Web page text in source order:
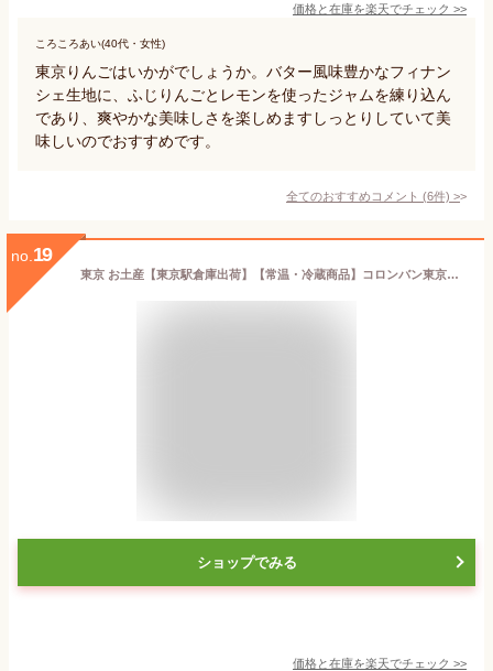
価格と在庫を楽天でチェック >>
ころころあい(40代・女性)
東京りんごはいかがでしょうか。バター風味豊かなフィナン
シェ生地に、ふじりんごとレモンを使ったジャムを練り込ん
であり、爽やかな美味しさを楽しめますしっとりしていて美
味しいのでおすすめです。
全てのおすすめコメント (6件) >
no. 19
東京 お土産【東京駅倉庫出荷】【常温・冷蔵商品】コロンバン東京駅丸の内駅舎フールセック19枚入東京みやげ 東京土産 東京駅 限定 観光 洋菓子 焼菓子 クッキー スイーツ お中元 お歳暮 内祝い ギフト プレゼント プチギフト 手土産 のし可
ショップでみる
価格と在庫を楽天でチェック >>